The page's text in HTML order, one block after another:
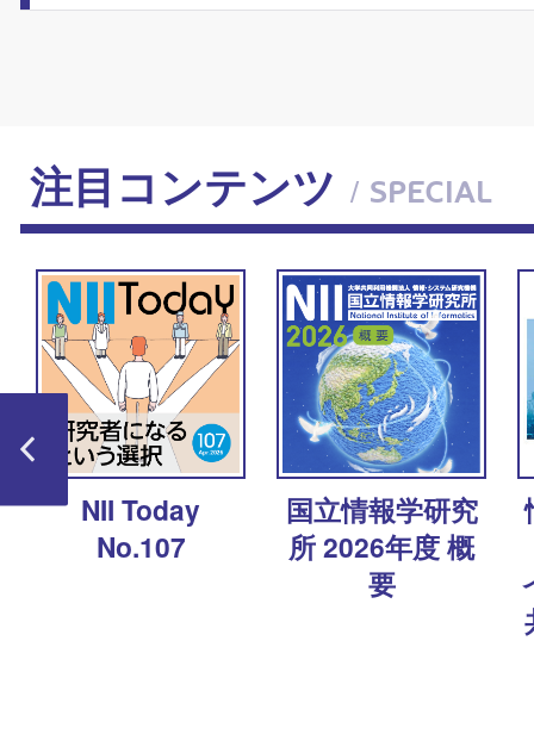
注目コンテンツ / SPECIAL
NII Today
No.107
国立情報学研究
所 2026年度 概
要